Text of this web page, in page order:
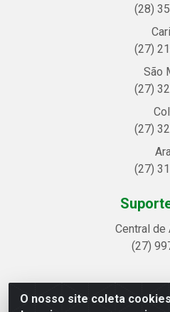
O nosso site coleta
(28)
(27)
São
(27)
(27)
(27)
Central de
(27)
Linhavix Distribuidora LTDA